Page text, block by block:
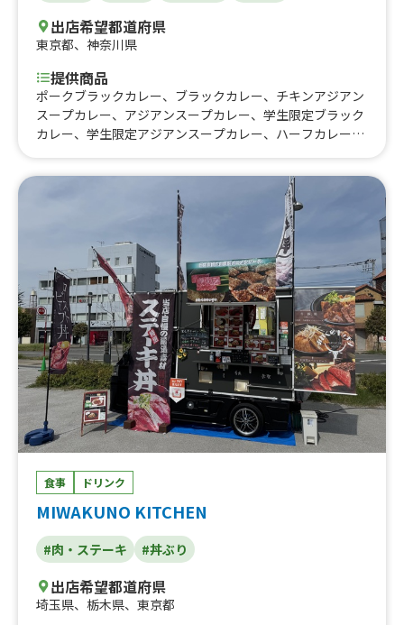
出店希望都道府県
東京都、 神奈川県
提供商品
ポークブラックカレー、ブラックカレー、チキンアジアン
スープカレー、アジアンスープカレー、学生限定ブラック
カレー、学生限定アジアンスープカレー、ハーフカレー
がけホットドッグ、カレーがけもちもちチーズボール、チ
キンエキススープ、スノーシュー(シュークリーム)、スノ
ド(焼ドーナツ)、雪どけプリン、かき氷、アイスコーヒ
ー、ラムネ、コカ・コーラ、ファンタグレープ、ミネラル
ウォーター、麦茶、カルピスウォーター、イチゴミルク、
烏龍茶、緑茶
食事 ドリンク
MIWAKUNO KITCHEN
#肉・ステーキ #丼ぶり
出店希望都道府県
埼玉県、 栃木県、 東京都